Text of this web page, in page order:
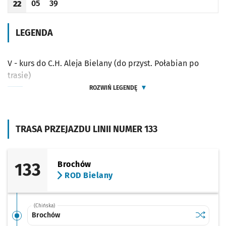
TRASA PRZEJAZDU LINII NUMER 133
133
Brochów
ROD Bielany
(Chińska)
Brochów Sprawdź
Brochów
Godzina odjazdu
22
Odjazd
05
minut po godzinie 22
Odjazd
39
minut po godzinie 22
LEGENDA
V - kurs do C.H. Aleja Bielany (do przyst. Połabian po
trasie)
ROZWIŃ LEGENDĘ